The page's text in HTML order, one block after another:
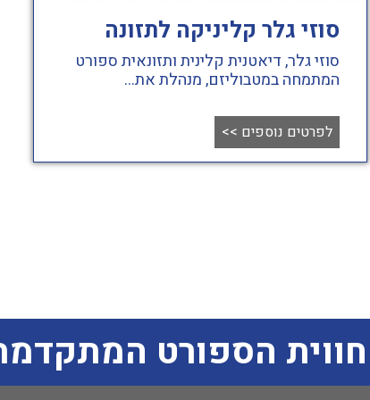
סוזי גלר קליניקה לתזונה
סוזי גלר, דיאטנית קלינית ותזונאית ספורט
המתמחה במטבוליזם, מנהלת את...
לפרטים נוספים >>
חווית הספורט